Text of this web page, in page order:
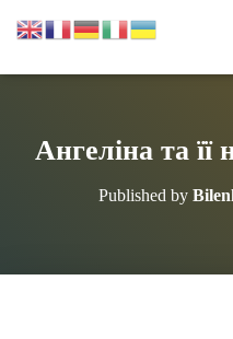
Ангеліна та
Published by